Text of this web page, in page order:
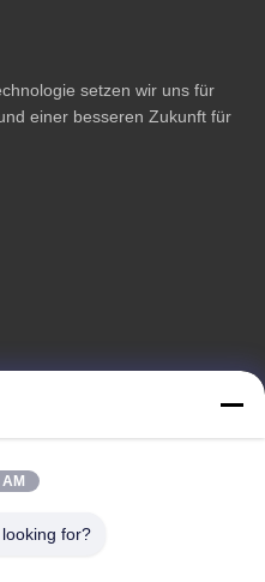
setzen wir uns für
einer besseren Zukunft für
for?